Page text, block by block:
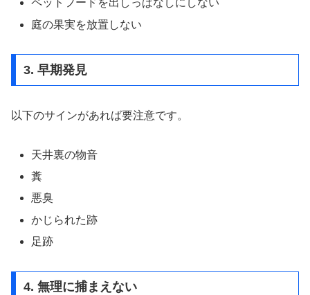
ペットフードを出しっぱなしにしない
庭の果実を放置しない
3. 早期発見
以下のサインがあれば要注意です。
天井裏の物音
糞
悪臭
かじられた跡
足跡
4. 無理に捕まえない